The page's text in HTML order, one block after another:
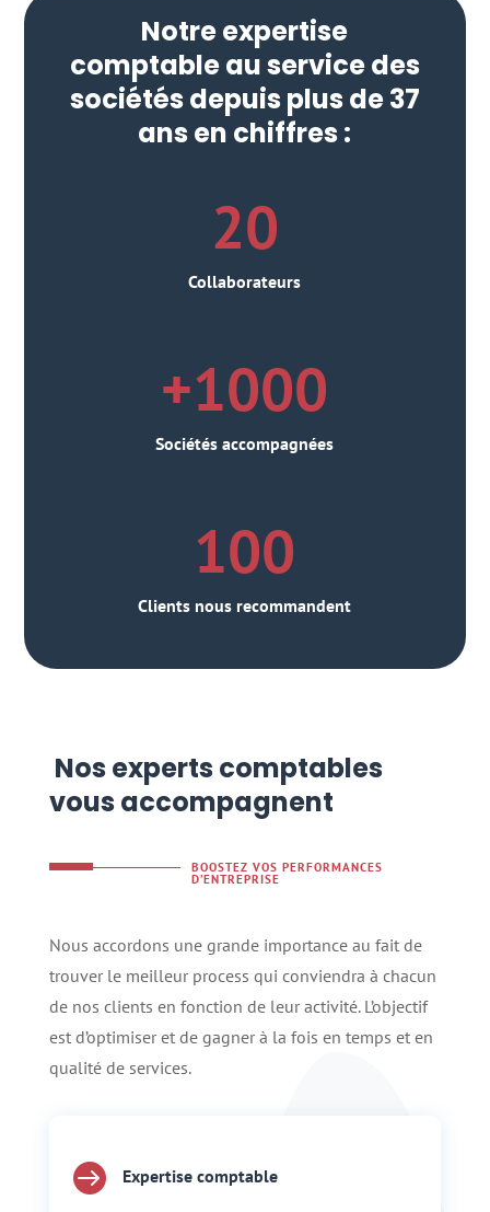
Notre expertise
comptable au service des
sociétés depuis plus de 37
ans en chiffres :
20
Collaborateurs
+1000
Sociétés accompagnées
100
Clients nous recommandent
Nos experts comptables
vous accompagnent
BOOSTEZ VOS PERFORMANCES
D’ENTREPRISE
Nous accordons une grande importance au fait de
trouver le meilleur process qui conviendra à chacun
de nos clients en fonction de leur activité. L’objectif
est d’optimiser et de gagner à la fois en temps et en
qualité de services.
 Expertise comptable